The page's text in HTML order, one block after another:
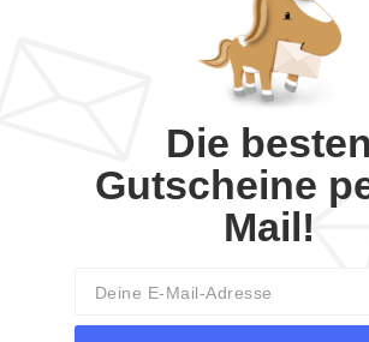
Die besten
Gutscheine
Mail!